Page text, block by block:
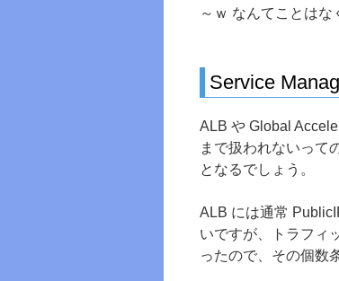
～ｗ なんてことはな
Service
ALB や Global
まで扱われないって
となるでしょう。
ALB には通常
いですが、トラフィ
ったので、その個数